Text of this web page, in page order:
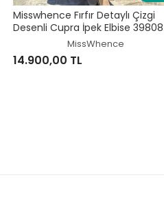
Misswhence Fırfır Detaylı Çizgi
Desenli Cupra İpek Elbise 39808
MissWhence
14.900,00 TL